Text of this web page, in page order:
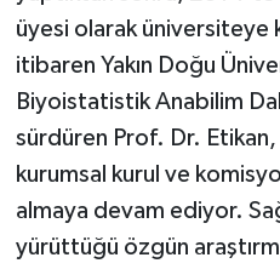
üyesi olarak üniversiteye
itibaren Yakın Doğu
Biyoistatistik Anabilim
sürdüren Prof. Dr. Etikan,
kurumsal kurul ve
almaya devam ediyor.
yürüttüğü özgün